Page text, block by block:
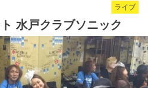
ライブ
水戸クラブソニック